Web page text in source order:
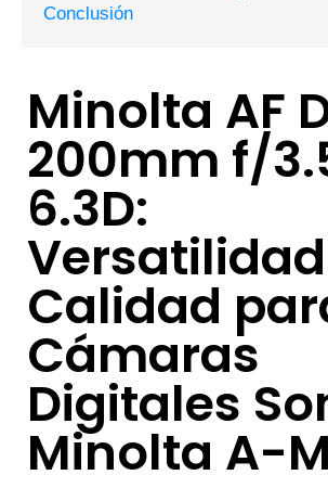
Conclusión
Minolta AF
200mm f/
6.3D:
Calidad
Cámaras
Digitales
Minolta A-